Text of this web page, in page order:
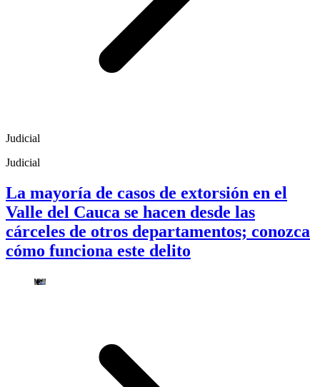
Judicial
Judicial
La mayoría de casos de extorsión en el
Valle del Cauca se hacen desde las
cárceles de otros departamentos; conozca
cómo funciona este delito